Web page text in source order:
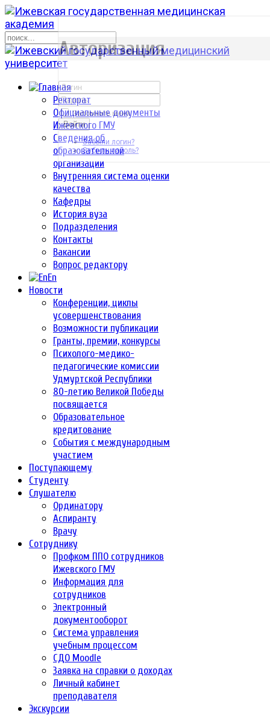
Ректорат
Официальные документы
Ижевского ГМУ
Сведения об
образовательной
организации
Внутренняя система оценки
качества
Кафедры
История вуза
Подразделения
Контакты
Вакансии
Вопрос редактору
En
Новости
Конференции, циклы
усовершенствования
Возможности публикации
Гранты, премии, конкурсы
Психолого-медико-
педагогические комиссии
Удмуртской Республики
80-летию Великой Победы
посвящается
Образовательное
кредитование
События с международным
участием
Поступающему
Студенту
Слушателю
Ординатору
Аспиранту
Врачу
Сотруднику
Профком ППО сотрудников
Ижевского ГМУ
Информация для
сотрудников
Электронный
документооборот
Система управления
учебным процессом
СДО Moodle
Заявка на справки о доходах
Личный кабинет
преподавателя
Экскурсии
р
Авторизация
Запомнить меня
Войти
Забыли логин?
Забыли пароль?